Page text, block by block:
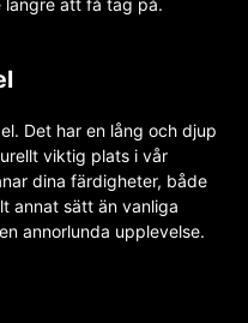
längre att få tag på.
Det har en lång och djup
viktig plats i vår
dina färdigheter, både
annat sätt än vanliga
annorlunda upplevelse.